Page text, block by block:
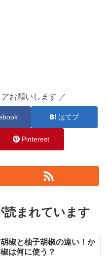
お願いします ／
はてブ
Pinterest
読まれています
椒と柚子胡椒の違い！か
は何に使う？